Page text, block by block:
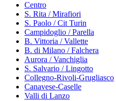
Centro
S. Rita / Mirafiori
S. Paolo / Cit Turin
Campidoglio / Parella
B. Vittoria / Vallette
B. di Milano / Falchera
Aurora / Vanchiglia
S. Salvario / Lingotto
Collegno-Rivoli-Grugliasco
Canavese-Caselle
Valli di Lanzo